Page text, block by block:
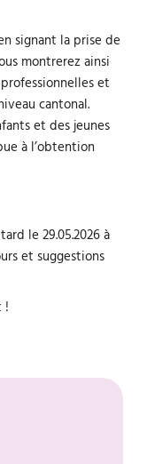
signant la prise de
montrerez ainsi
et
cantonal.
et des jeunes
à l’obtention
le 29.05.2026 à
et suggestions
!